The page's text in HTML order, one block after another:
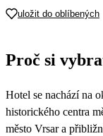
17
6 429
18
9
9 189 8
uložit do oblíbených
Proč si
Hotel se nachází na
historického centra
město Vrsar a